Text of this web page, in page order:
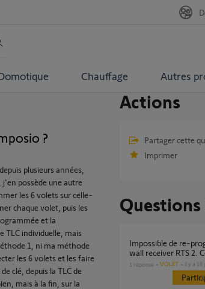
Chauffage Autres
?
plusieurs années,
possède une autre
les 6 volets sur celle-
chaque volet, puis les
et la
TLC individuelle, mais
1, ni ma méthode
les 6 volets et les faire
clé, depuis la TLC de
mais à la fin, sur la
Actions
Partager cette
Imprimer
Questions
Impossible de re-programmer un "shutter in-
wall receiver RTS 2.
1 réponse VOLET il y a